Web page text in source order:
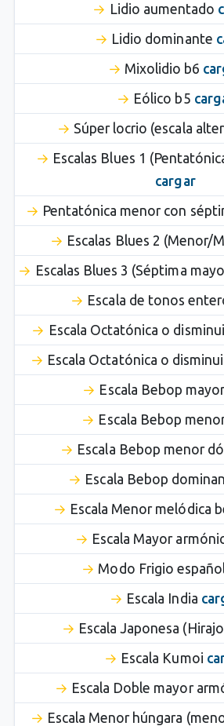
Lidio aumentado
Lidio dominante
Mixolidio b6
Eólico b5
Súper locrio (escala
Escalas Blues 1
cargar
Pentatónica menor con
Escalas Blues 2 (Menor/
Escalas Blues 3 (Séptima
Escala de tonos
Escala Octatónica o
Escala Octatónica o
Escala Bebop
Escala Bebop
Escala Bebop menor
Escala Bebop
Escala Menor melódica
Escala Mayor
Modo Frigio
Escala India
Escala Japonesa
Escala Kumoi
Escala Doble mayor
Escala Menor húngara